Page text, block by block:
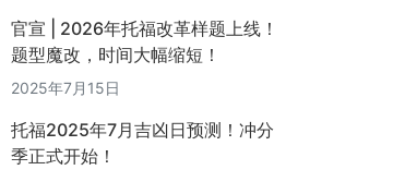
官宣 | 2026年托福改革样题上线！
题型魔改，时间大幅缩短！
2025年7月15日
托福2025年7月吉凶日预测！冲分
季正式开始！